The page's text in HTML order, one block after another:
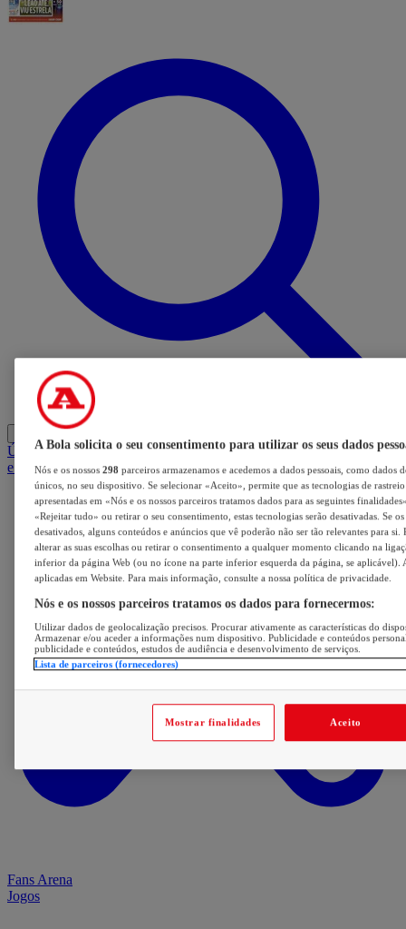
ÚltimasMercadoOpiniãoiGaming HubA BOLA SUGEREBarba
e Cabelo
Fans Arena
Jogos
A Bola solicita o seu consentimento para utilizar os seus dados
Nós e os nossos 298 parceiros armazenamos e acedemos a dados pessoais, como dados
únicos, no seu dispositivo. Se selecionar «Aceito», permite que as tecnologias de
apresentadas em «Nós e os nossos parceiros tratamos dados para as seguintes
«Rejeitar tudo» ou retirar o seu consentimento, estas tecnologias serão desativadas. Se
desativados, alguns conteúdos e anúncios que vê poderão não ser tão relevantes para si.
alterar as suas escolhas ou retirar o consentimento a qualquer momento clicando na
inferior da página Web (ou no ícone na parte inferior esquerda da página, se aplicável).
aplicadas em Website. Para mais informação, consulte a nossa política de privacidade.
Nós e os nossos parceiros tratamos os dados para fornecermos:
Utilizar dados de geolocalização precisos. Procurar ativamente as características do
Armazenar e/ou aceder a informações num dispositivo. Publicidade e conteúdos
publicidade e conteúdos, estudos de audiência e desenvolvimento de serviços.
Lista de parceiros (fornecedores)
Mostrar finalidades Aceito